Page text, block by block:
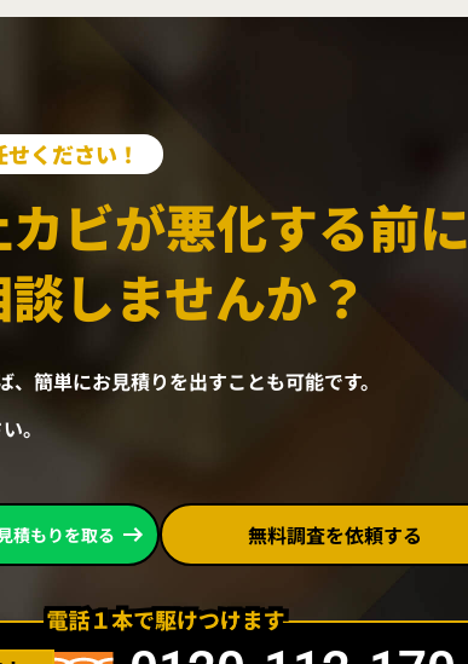
ください！
ビが悪化する前に
しませんか？
簡単にお見積りを出すことも可能です。
。
積もりを取る 無料調査を依頼する